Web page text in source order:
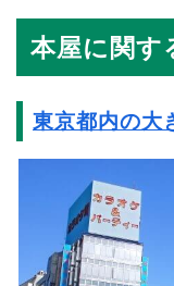
本屋に関す
東京都内の大